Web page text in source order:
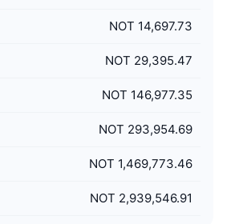
NOT 14,697.73
NOT 29,395.47
NOT 146,977.35
NOT 293,954.69
NOT 1,469,773.46
NOT 2,939,546.91